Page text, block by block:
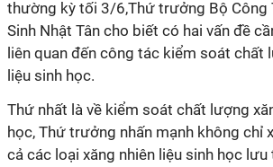
thường kỳ tối 3/6,Thứ trưởng Bộ Công
Sinh Nhật Tân cho biết có hai vấn đề
liên quan đến công tác kiểm soát chất
liệu sinh học.
Thứ nhất là về kiểm soát chất lượng
học, Thứ trưởng nhấn mạnh không chỉ
cả các loại xăng nhiên liệu sinh học